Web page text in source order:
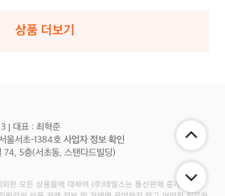
상품 더보기
대표 : 최혁준
울서초-1384호 사업자 정보 확인
5층(서초동, 스탠다드빌딩)
한 모든 상품들에 대하여 (주)데얼스는 통신판매 중개자로서